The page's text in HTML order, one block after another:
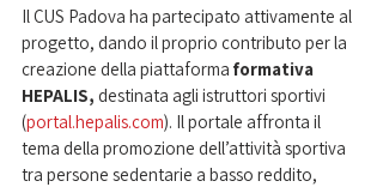
Il CUS Padova ha partecipato attivamente al
progetto, dando il proprio contributo per la
creazione della piattaforma formativa
HEPALIS, destinata agli istruttori sportivi
(portal.hepalis.com). Il portale affronta il
tema della promozione dell’attività sportiva
tra persone sedentarie a basso reddito,